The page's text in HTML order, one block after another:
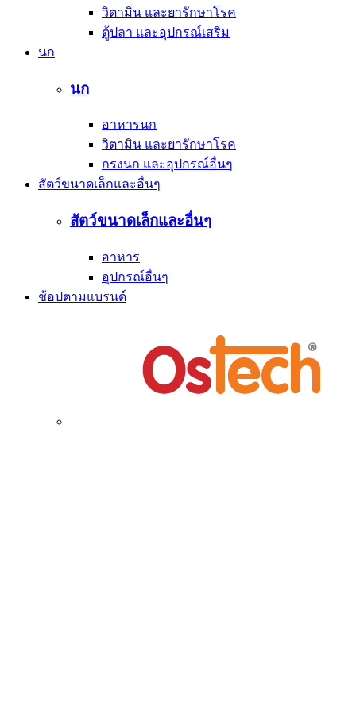
วิตามิน และยารักษาโรค
ตู้ปลา และอุปกรณ์เสริม
นก
นก
อาหารนก
วิตามิน และยารักษาโรค
กรงนก และอุปกรณ์อื่นๆ
สัตว์ขนาดเล็กและอื่นๆ
สัตว์ขนาดเล็กและอื่นๆ
อาหาร
อุปกรณ์อื่นๆ
ช้อปตามแบรนด์